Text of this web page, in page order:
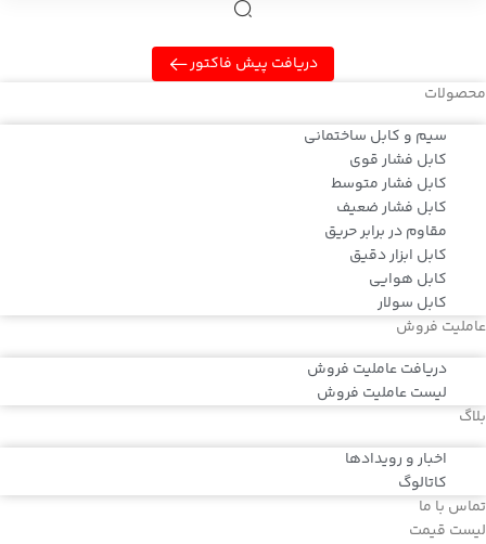
دریافت پیش فاکتور
محصولات
سیم و کابل ساختمانی
کابل فشار قوی
کابل فشار متوسط
کابل فشار ضعیف
مقاوم در برابر حریق
کابل ابزار دقیق
کابل هوایی
کابل سولار
عاملیت فروش
دریافت عاملیت فروش
لیست عاملیت فروش
بلاگ
اخبار و رویدادها
کاتالوگ
تماس با ما
لیست قیمت